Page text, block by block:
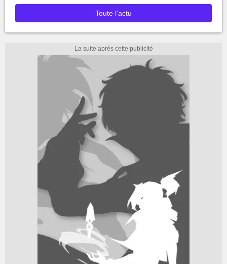
Toute l'actu